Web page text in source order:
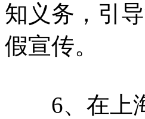
知义务，引
假宣传。
6、在上海